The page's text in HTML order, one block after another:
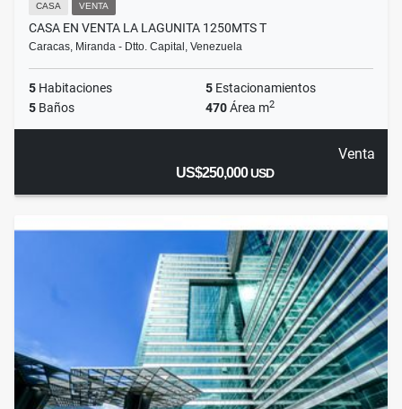
CASA VENTA
CASA EN VENTA LA LAGUNITA 1250MTS T
Caracas, Miranda - Dtto. Capital, Venezuela
5 Habitaciones 5 Estacionamientos
5 Baños 470Área m2
Venta
US$250,000USD